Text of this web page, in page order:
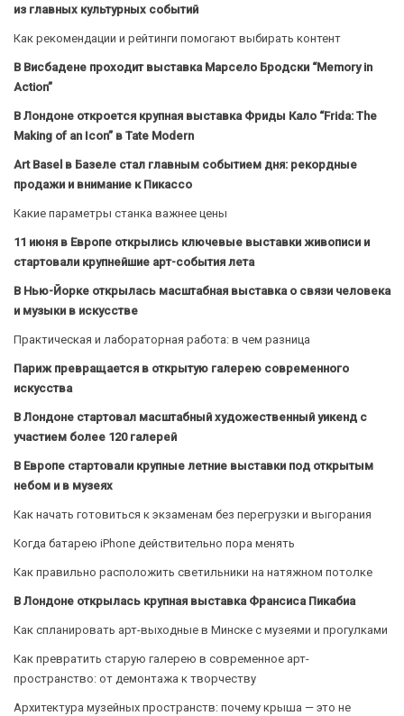
из главных культурных событий
Как рекомендации и рейтинги помогают выбирать контент
В Висбадене проходит выставка Марсело Бродски “Memory in
Action”
В Лондоне откроется крупная выставка Фриды Кало “Frida: The
Making of an Icon” в Tate Modern
Art Basel в Базеле стал главным событием дня: рекордные
продажи и внимание к Пикассо
Какие параметры станка важнее цены
11 июня в Европе открылись ключевые выставки живописи и
стартовали крупнейшие арт-события лета
В Нью-Йорке открылась масштабная выставка о связи человека
и музыки в искусстве
Практическая и лабораторная работа: в чем разница
Париж превращается в открытую галерею современного
искусства
В Лондоне стартовал масштабный художественный уикенд с
участием более 120 галерей
В Европе стартовали крупные летние выставки под открытым
небом и в музеях
Как начать готовиться к экзаменам без перегрузки и выгорания
Когда батарею iPhone действительно пора менять
Как правильно расположить светильники на натяжном потолке
В Лондоне открылась крупная выставка Франсиса Пикабиа
Как спланировать арт-выходные в Минске с музеями и прогулками
Как превратить старую галерею в современное арт-
пространство: от демонтажа к творчеству
Архитектура музейных пространств: почему крыша — это не